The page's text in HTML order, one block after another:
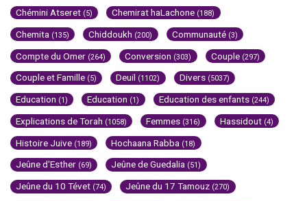
Chémini Atseret (5) Chemirat haLachone (188)
Chemita (135) Chiddoukh (200) Communauté (3)
Compte du Omer (264) Conversion (303) Couple (297)
Couple et Famille (5) Deuil (1102) Divers (5037)
Education (1) Education (1) Education des enfants (244)
Explications de Torah (1058) Femmes (316) Hassidout (4)
Histoire Juive (189) Hochaana Rabba (18)
Jeûne d'Esther (69) Jeûne de Guedalia (51)
Jeûne du 10 Tévet (74) Jeûne du 17 Tamouz (270)